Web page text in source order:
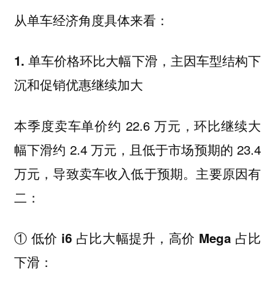
从单车经济角度具体来看：
1. 单车价格环比大幅下滑，主因车型结构下
沉和促销优惠继续加大
本季度卖车单价约 22.6 万元，环比继续大
幅下滑约 2.4 万元，且低于市场预期的 23.4
万元，导致卖车收入低于预期。主要原因有
二：
① 低价 i6 占比大幅提升，高价 Mega 占比
下滑：